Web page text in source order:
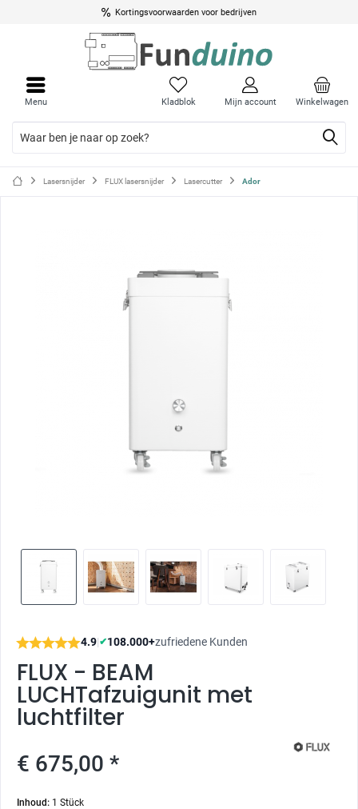
Kortingsvoorwaarden voor bedrijven
Winkelwagen
Kladblok Mijn account
Menu
Lasersnijder FLUX lasersnijder Lasercutter Ador
4.9|✔108.000+zufriedene Kunden
FLUX - BEAM
LUCHTafzuigunit met
luchtfilter
€ 675,00 *
Inhoud: 1 Stück